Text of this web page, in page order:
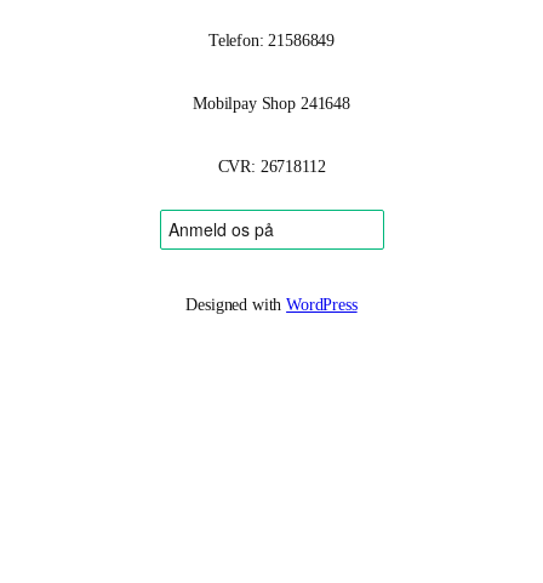
Telefon: 21586849
Mobilpay Shop 241648
CVR: 26718112
Designed withWordPress